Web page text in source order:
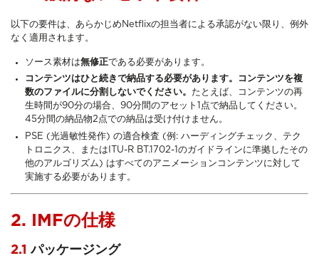
以下の要件は、あらかじめNetflixの担当者による承認がない限り、例外
なく適用されます。
ソース素材は無修正である必要があります。
コンテンツはひと続きで納品する必要があります。コンテンツを複
数のファイルに分割しないでください。 たとえば、コンテンツの再
生時間が90分の場合、90分間のアセット1点で納品してください。
45分間の納品物2点での納品は受け付けません。
PSE (光過敏性発作) の適合検査 (例: ハーディングチェック、テク
トロニクス、またはITU-R BT.1702-1のガイドラインに準拠したその
他のアルゴリズム) はすべてのアニメーションコンテンツに対して
実施する必要があります。
2. IMFの仕様
2.1パッケージング